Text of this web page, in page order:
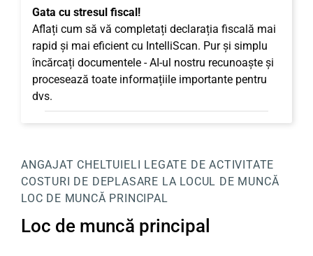
Gata cu stresul fiscal!
Aflați cum să vă completați declarația fiscală mai
rapid și mai eficient cu IntelliScan. Pur și simplu
încărcați documentele - AI-ul nostru recunoaște și
procesează toate informațiile importante pentru
dvs.
ANGAJAT CHELTUIELI LEGATE DE ACTIVITATE
COSTURI DE DEPLASARE LA LOCUL DE MUNCĂ
LOC DE MUNCĂ PRINCIPAL
Loc de muncă principal